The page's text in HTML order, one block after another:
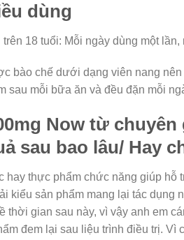
dùng
18 tuổi: Mỗi ngày dùng một
bào chế dưới dạng viên nang
sau mỗi bữa ăn và đều đặn mỗi
Now từ
sau bao lâu/ Hay
hay thực phẩm chức năng giúp hỗ
kiểu sản phẩm mang lại tác dụng
thời gian sau này, vì vậy anh em
đem lại sau liệu trình điều trị.